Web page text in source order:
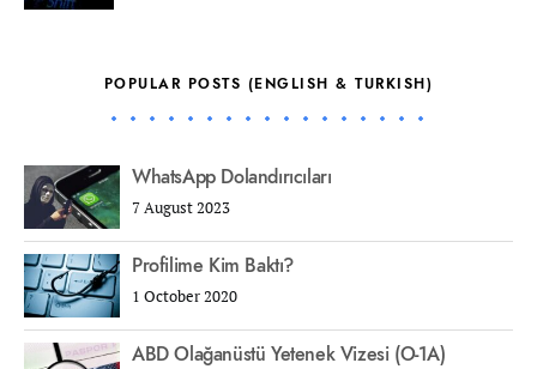
POPULAR POSTS (ENGLISH & TURKISH)
WhatsApp Dolandırıcıları
7 August 2023
Profilime Kim Baktı?
1 October 2020
ABD Olağanüstü Yetenek Vizesi (O-1A)